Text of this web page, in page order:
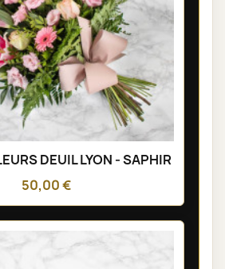
DEUIL LYON - SAPHIR
50,00 €